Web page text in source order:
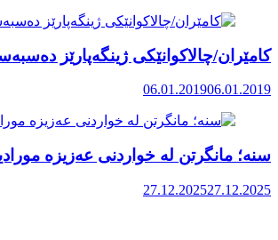
کامێران/چالاکوانێکی ژینگەپارێز
06.01.201906.01.2019
سنه؛ مانگرتن لە خواردنی عەزیزە
27.12.202527.12.2025